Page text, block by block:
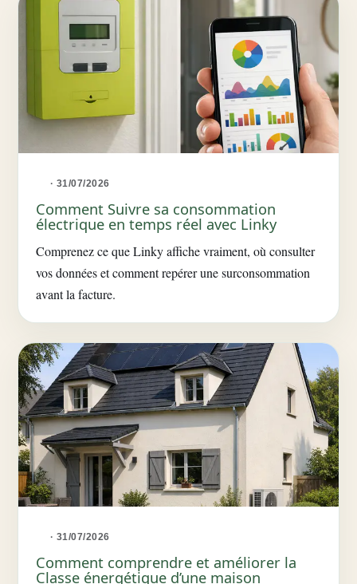
· 31/07/2026
Comment Suivre sa consommation
électrique en temps réel avec Linky
Comprenez ce que Linky affiche vraiment, où consulter
vos données et comment repérer une surconsommation
avant la facture.
· 31/07/2026
Comment comprendre et améliorer la
Classe énergétique d’une maison